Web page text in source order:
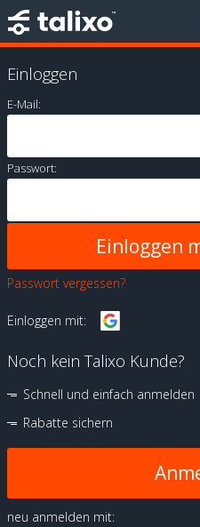
Einloggen
E-Mail:
Passwort:
Passwort vergessen?
Einloggen mit:
Noch kein Talixo Kunde?
Schnell und einfach anmelden
Rabatte sichern
neu anmelden mit: